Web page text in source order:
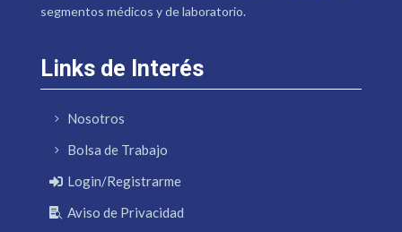
segmentos médicos y de laboratorio.
Links de Interés
Nosotros
Bolsa de Trabajo
Login/Registrarme
Aviso de Privacidad